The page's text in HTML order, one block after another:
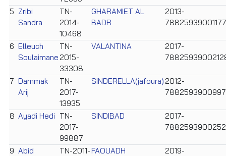
5 Zribi
Sandra
TN-
2014-
10468
GHARAMIET AL
BADR
2013-
6 Elleuch
Soulaimane
TN-
2015-
33308
VALANTINA
2017-
7 Dammak
Arij
TN-
2017-
13935
SINDERELLA(jafoura) 2012-
8 Ayadi Hedi TN-
2017-
99887
SINDIBAD
2017-
9 Abid
TN-2011-FAOUADH
2019-